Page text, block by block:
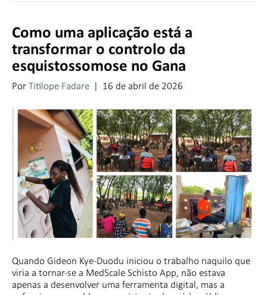
Como uma aplicação está a
transformar o controlo da
esquistossomose no Gana
PorTitilope Fadare | 16 de abril de 2026
Quando Gideon Kye-Duodu iniciou o trabalho naquilo que
viria a tornar-se a MedScale Schisto App, não estava
apenas a desenvolver uma ferramenta digital, mas a